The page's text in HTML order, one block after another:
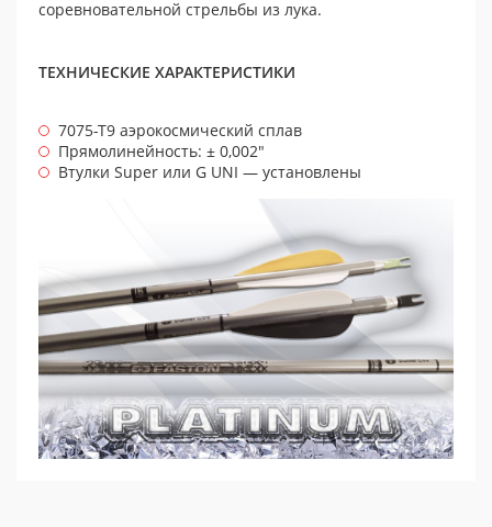
соревновательной стрельбы из лука.
ТЕХНИЧЕСКИЕ ХАРАКТЕРИСТИКИ
7075-Т9 аэрокосмический сплав
Прямолинейность: ± 0,002″
Втулки Super или G UNI — установлены